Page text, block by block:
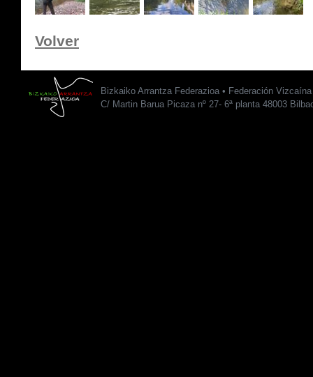
Volver
Bizkaiko Arrantza Federazioa • Federación
C/ Martin Barua Picaza nº 27- 6ª planta 48003